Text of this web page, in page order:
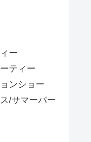
ー
ティー
ンショー
/サマーパー